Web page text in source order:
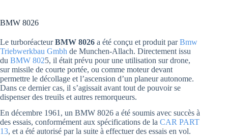
BMW 8026
Le turboréacteurBMW 8026 a été conçu et produit parBmw
Triebwerkbau Gmbh de Munchen-Allach. Directement issu
du BMW 8025, il était prévu pour une utilisation sur drone,
sur missile de courte portée, ou comme moteur devant
permettre le décollage et l’ascension d’un planeur autonome.
Dans ce dernier cas, il s’agissait avant tout de pouvoir se
dispenser des treuils et autres remorqueurs.
En décembre 1961, un BMW 8026 a été soumis avec succès à
des essais, conformément aux spécifications de la CAR PART
13, et a été autorisé par la suite à effectuer des essais en vol.